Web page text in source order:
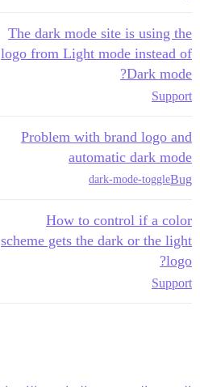
The dark mode site is using the
logo from Light mode instead of
Dark mode?
Support
Problem with brand logo and
automatic dark mode
Bug
dark-mode-toggle
How to control if a color
scheme gets the dark or the light
logo?
Support